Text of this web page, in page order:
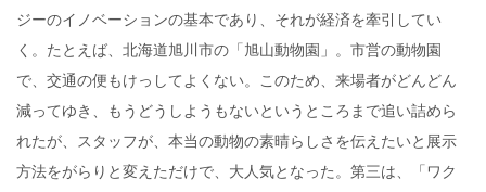
ジーのイノベーションの基本であり、それが経済を牽引してい
く。たとえば、北海道旭川市の「旭山動物園」。市営の動物園
で、交通の便もけっしてよくない。このため、来場者がどんどん
減ってゆき、もうどうしようもないというところまで追い詰めら
れたが、スタッフが、本当の動物の素晴らしさを伝えたいと展示
方法をがらりと変えただけで、大人気となった。第三は、「ワク